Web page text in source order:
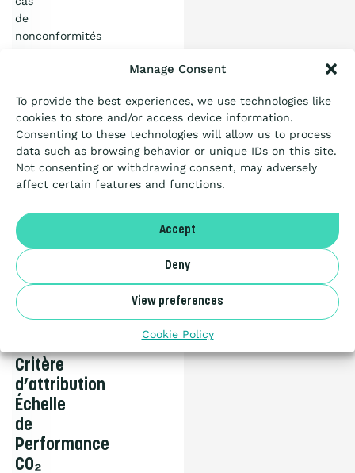
Manage Consent
To provide the best experiences, we use technologies like
cookies to store and/or access device information.
Consenting to these technologies will allow us to process
data such as browsing behavior or unique IDs on this site.
Not consenting or withdrawing consent, may adversely
affect certain features and functions.
Accept
Deny
View preferences
Cookie Policy
de
nonconformités
document
1.04
MB
Ressources
Guide
belge
pour
les
Marchés
Critère
d’attribution
Échelle
de
Performance
CO₂
Certification
Passation de marché
Articles
A propos
NL
Benor